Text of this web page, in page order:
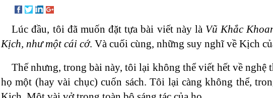
Lúc đầu, tôi đã muốn đặt tựa bài viết này là Vũ Khắc
Kịch, như một cái cớ. Và cuối cùng, những suy nghĩ về Kịch
Thế nhưng, trong bài này, tôi lại không thể viết hết về
họ một (hay vài chục) cuốn sách. Tôi lại càng không thể,